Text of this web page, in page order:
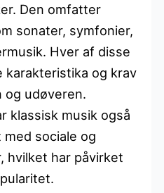
Den omfatter
sonater, symfonier,
Hver af disse
karakteristika og krav
og udøveren.
klassisk musik også
sociale og
hvilket har påvirket